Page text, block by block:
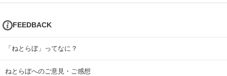
FEEDBACK
「ねとらぼ」ってなに？
ねとらぼへのご意見・ご感想